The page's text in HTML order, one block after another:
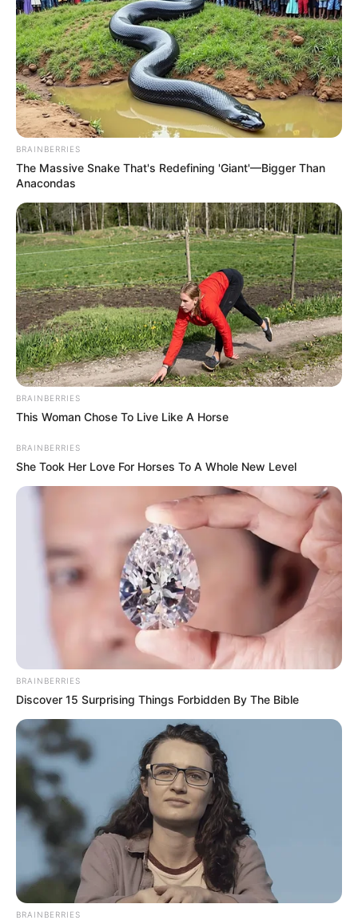
BRAINBERRIES
The Massive Snake That's Redefining 'Giant'—Bigger Than
Anacondas
BRAINBERRIES
This Woman Chose To Live Like A Horse
BRAINBERRIES
She Took Her Love For Horses To A Whole New Level
BRAINBERRIES
Discover 15 Surprising Things Forbidden By The Bible
BRAINBERRIES